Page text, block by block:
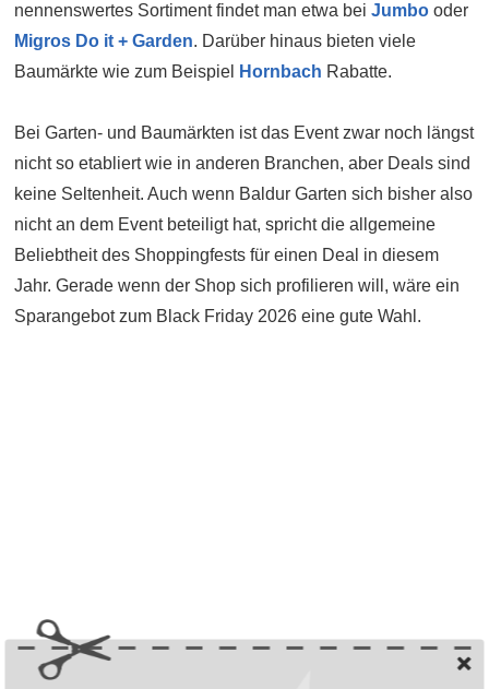
nennenswertes Sortiment findet man etwa bei Jumbo oder
Migros Do it + Garden. Darüber hinaus bieten viele
Baumärkte wie zum Beispiel
Hornbach Rabatte.
Bei Garten- und Baumärkten ist das Event zwar noch längst
nicht so etabliert wie in anderen Branchen, aber Deals sind
keine Seltenheit. Auch wenn Baldur Garten sich bisher also
nicht an dem Event beteiligt hat, spricht die allgemeine
Beliebtheit des Shoppingfests für einen Deal in diesem
Jahr. Gerade wenn der Shop sich profilieren will, wäre ein
Sparangebot zum Black Friday 2026 eine gute Wahl.